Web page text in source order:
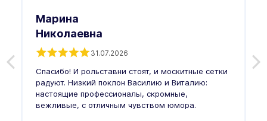
Марина
Николаевна
31.07.2026
Спасибо! И рольставни стоят, и москитные сетки
радуют. Низкий поклон Василию и Виталию:
настоящие профессионалы, скромные,
вежливые, с отличным чувством юмора.